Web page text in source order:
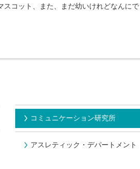
コット、また、まだ幼いけれどなんに
コミュニケーション研究所
アスレティック・デパートメント